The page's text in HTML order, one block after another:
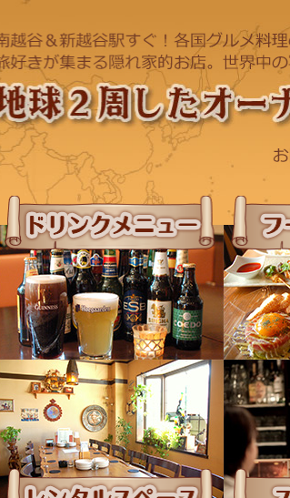
ドリンクメニュー
ランチタイムにレンタルスペース 採